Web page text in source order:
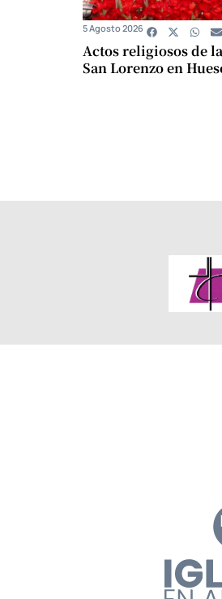
Actos religiosos de
San Lorenzo en
5 Agosto 2026